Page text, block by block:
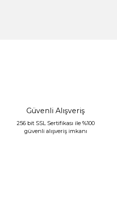
Güvenli Alışveriş
256 bit SSL Sertifikası ile %100
güvenli alışveriş imkanı